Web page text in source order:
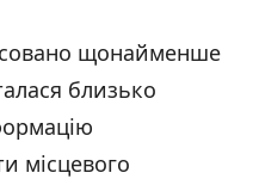
щонайменше
близько
місцевого